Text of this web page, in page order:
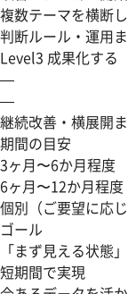
複数テーマを横断
判断ルール・運用
Level3 成果化する
—
—
継続改善・横展開
期間の目安
3ヶ月〜6か月程度
6ヶ月〜12か月程度
個別（ご要望に応じ
ゴール
「まず見える状態
短期間で実現